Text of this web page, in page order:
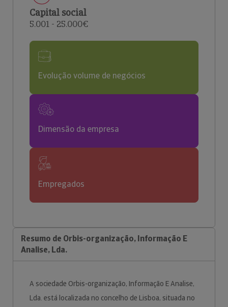
Capital social
5.001 - 25.000€
Evolução volume de negócios
Dimensão da empresa
Empregados
Resumo de Orbis-organização, Informação E
Analise, Lda.
A sociedade Orbis-organização, Informação E Analise,
Lda. está localizada no concelho de Lisboa, situada no